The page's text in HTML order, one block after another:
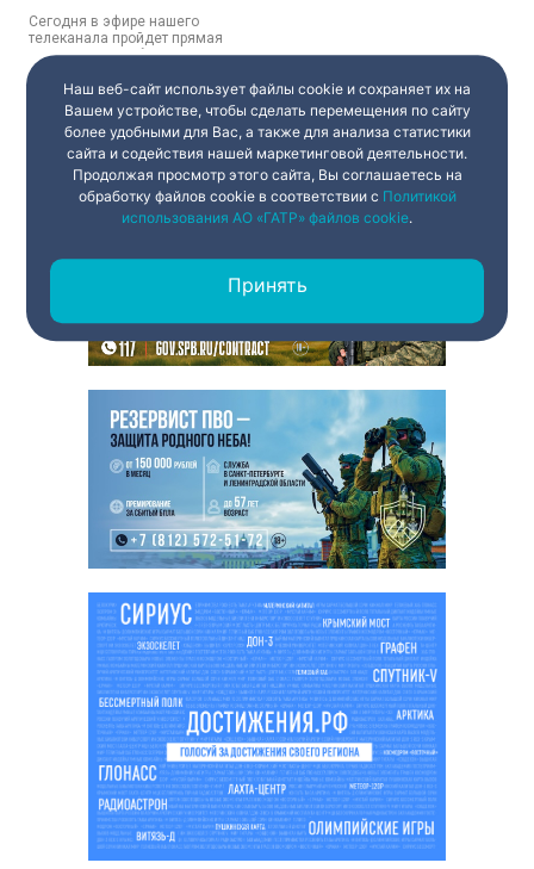
Сегодня в эфире нашего
телеканала пройдет прямая
линия с вице-губернатором
Санкт-Петербурга Сергеем
Дрегвалем. По традиции, эфир
будет тематическим — за
основу берут проблемы, по
которым от горожан поступило
больше всего обращений.
Смольный
Наш веб-сайт использует файлы cookie и сохраняет их на
Вашем устройстве, чтобы сделать перемещения по сайту
более удобными для Вас, а также для анализа статистики
сайта и содействия нашей маркетинговой деятельности.
Продолжая просмотр этого сайта, Вы соглашаетесь на
обработку файлов cookie в соответствии с Политикой
использования АО «ГАТР» файлов cookie.
Принять